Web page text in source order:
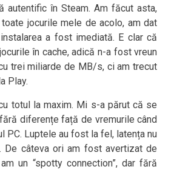
autentific în Steam. Am făcut asta,
jocurile mele de acolo, am dat
a fost imediată. E clar că
în cache, adică n-a fost vreun
trei miliarde de MB/s, ci am trecut
Play.
totul la maxim. Mi s-a părut că se
diferențe față de vremurile când
PC. Luptele au fost la fel, latența nu
De câteva ori am fost avertizat de
un “spotty connection”, dar fără